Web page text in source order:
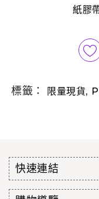
紙膠
標籤： 限量現貨,
快速連結